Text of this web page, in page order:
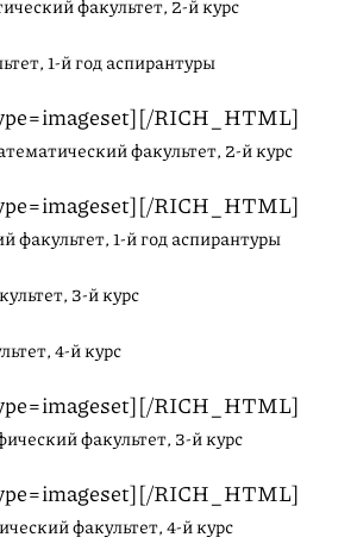
факультет, 2-й курс
1-й год аспирантуры
RICH_HTML]
факультет, 2-й курс
RICH_HTML]
факультет, 1-й год аспирантуры
3-й курс
4-й курс
RICH_HTML]
факультет, 3-й курс
RICH_HTML]
факультет, 4-й курс